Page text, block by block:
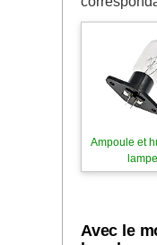
Ampoule et
lampe
Avec le